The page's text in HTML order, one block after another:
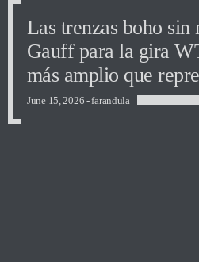
Las trenzas boho sin
Gauff para la gira
más amplio que
June 15, 2026 -farandula